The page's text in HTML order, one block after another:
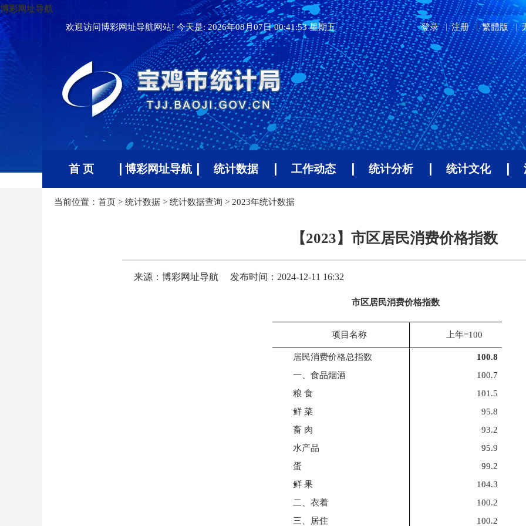
博彩网址导航
欢迎访问博彩网址导航网站! 今天是:2026年08月07日 00:41:53 星期五 登录 注册 繁體版
首 页 博彩网址导航 统计数据 工作动态 统计分析 统计文化
当前位置： 首页 > 统计数据 > 统计数据查询 > 2023年统计数据
【2023】市区居民消费价格指数
来源：博彩网址导航 发布时间：2024-12-11 16:32
市区居民消费价格指数
项目名称 上年=100
居民消费价格总指数
100.8
一、食品烟酒
100.7
粮 食
101.5
鲜 菜
95.8
畜 肉
93.2
水产品
95.9
蛋
99.2
鲜 果
104.3
二、衣着
100.2
三、居住
100.2